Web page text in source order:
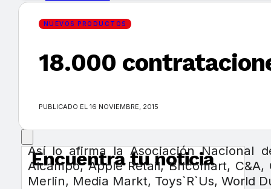
MERCADOS Y TENDENCIAS
Encuentra tu noticia
NUEVOS PRODUCTOS
18.000
PUBLICADO EL 16 NOVIEMBRE, 2015
Así lo afirma la Asociación Nacional
Alcampo, Apple Retail, Bricomart,
Merlin, Media Markt, Toys`R`Us, World